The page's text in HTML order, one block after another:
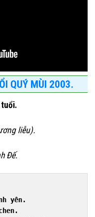
QUÝ MÙI 2003.
tuổi.
liễu).
Đế.
yên.